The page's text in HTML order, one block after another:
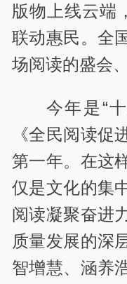
版物上线云端
联动惠民。全
场阅读的盛会
今年是“
《全民阅读促
第一年。在这
仅是文化的集
阅读凝聚奋进
质量发展的深
智增慧、涵养